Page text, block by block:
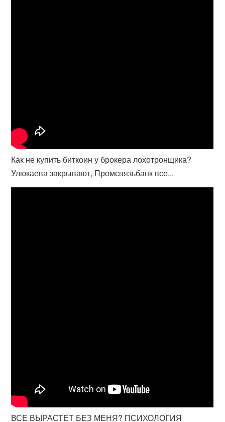
Как не купить биткоин у брокера лохотронщика?
Улюкаева закрывают, Промсвязьбанк все...
ВСЕ ВЫРАСТЕТ БЕЗ МЕНЯ? ПСИХОЛОГИЯ